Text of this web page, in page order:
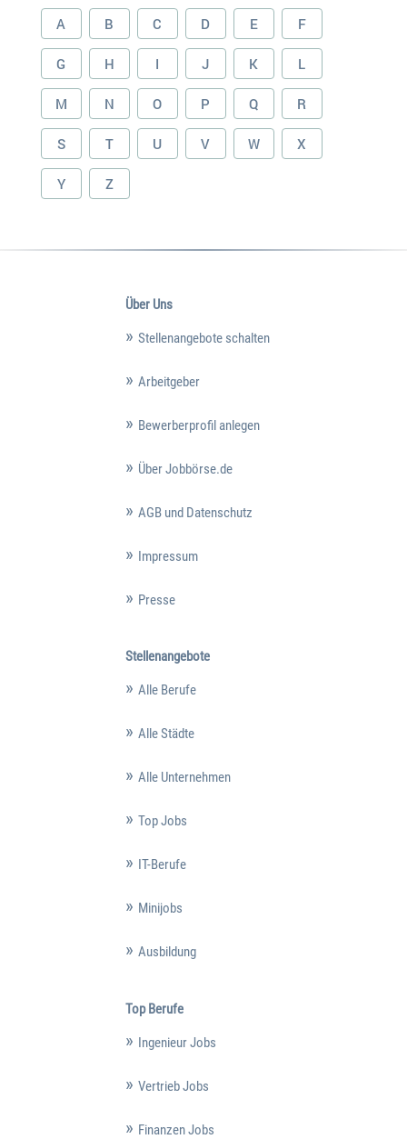
A B C D E F
G H I J K L
M N O P Q R
S T U V W X
Y Z
Über Uns
Stellenangebote schalten
Arbeitgeber
Bewerberprofil anlegen
Über Jobbörse.de
AGB und Datenschutz
Impressum
Presse
Stellenangebote
Alle Berufe
Alle Städte
Alle Unternehmen
Top Jobs
IT-Berufe
Minijobs
Ausbildung
Top Berufe
Ingenieur Jobs
Vertrieb Jobs
Finanzen Jobs